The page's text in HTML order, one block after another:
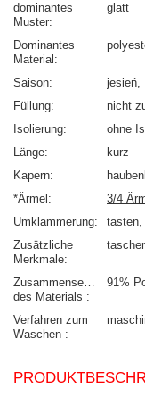
dominantes
Muster
glatt
Dominantes
Material
Saison jesień
Füllung
nicht
Isolierung
ohne
Länge
kurz
Kapern
*Ärmel
3/4
Umklammerung
tasten
Zusätzliche
Merkmale
Zusammensetzung
des Materials
91%
Verfahren zum
Waschen